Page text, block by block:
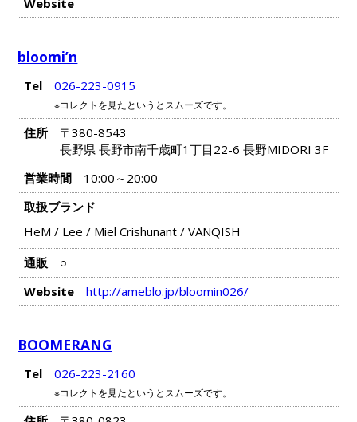
Website
bloomi’n
Tel 026-223-0915
※コレクトを見たというとスムーズです。
住所
〒380-8543
長野県 長野市南千歳町1丁目22-6 長野MIDORI 3F
営業時間
10:00～20:00
取扱ブランド
HeM / Lee / Miel Crishunant/ VANQISH
通販
○
Website
http://ameblo.jp/bloomin026/
BOOMERANG
Tel 026-223-2160
※コレクトを見たというとスムーズです。